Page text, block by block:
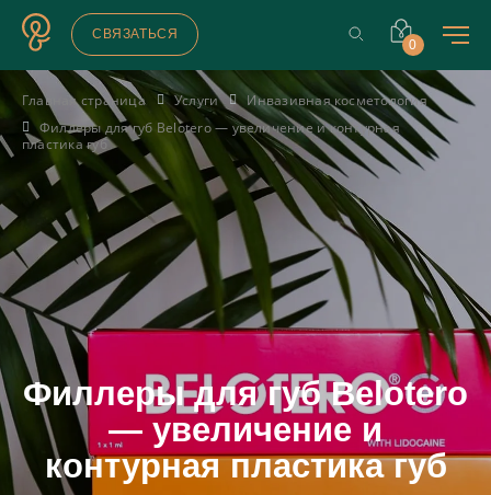
СВЯЗАТЬСЯ
0
Главная страница Услуги
Инвазивная косметология
Филлеры для губ Belotero — увеличение и контурная
пластика губ
Филлеры для губ Belotero
— увеличение и
контурная пластика губ